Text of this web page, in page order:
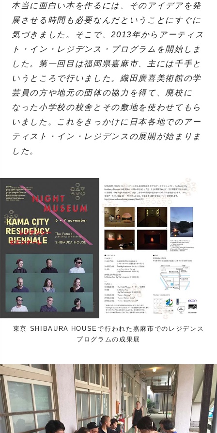
本当に面白い本を作るには、そのアイデアを発
展させる時間も必要なんだということにすぐに
気づきました。そこで、2013年からアーティス
ト・イン・レジデンス・プログラムを開始しま
した。第一回目は福岡県嘉麻市、主には千手と
いうところで行いました。織田廣喜美術館の学
芸員の方や地元の団体の協力を得て、廃校に
なった小学校の校舎とその敷地を使わせてもら
いました。これをきっかけに日本各地でのアー
ティスト・イン・レジデンスの展開が始まりま
した。
東京 SHIBAURA HOUSEで行われた嘉麻市でのレジデンス
プログラムの成果展